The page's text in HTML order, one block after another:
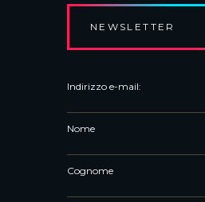
NEWSLETTER
Indirizzo e-mail:
Nome
Cognome